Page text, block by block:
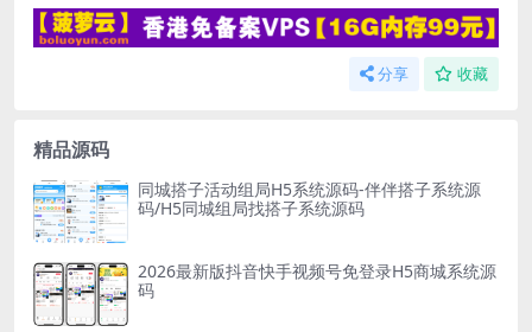
分享 收藏
精品源码
同城搭子活动组局H5系统源码-伴伴搭子系统源
码/H5同城组局找搭子系统源码
2026最新版抖音快手视频号免登录H5商城系统源
码